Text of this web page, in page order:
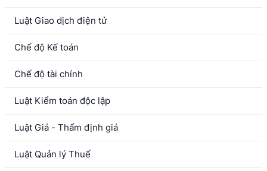
Luật Giao dịch điện tử
Chế độ Kế toán
Chế độ tài chính
Luật Kiểm toán độc lập
Luật Giá - Thẩm định giá
Luật Quản lý Thuế